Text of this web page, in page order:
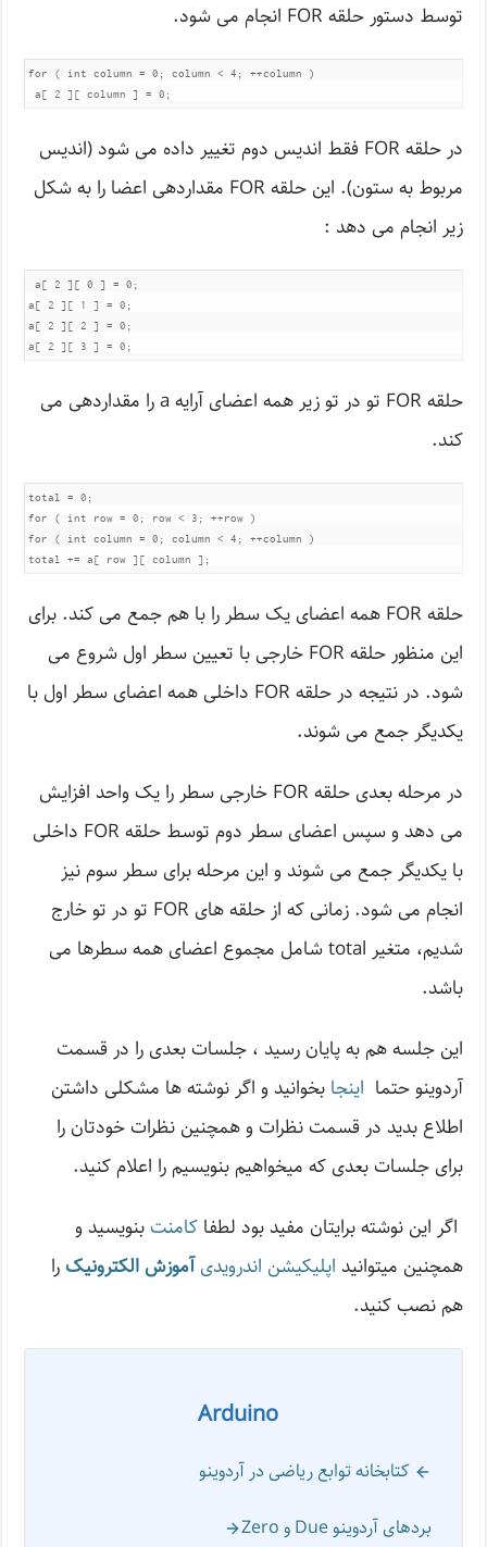
توسط دستور حلقه FOR انجام می شود.
for ( int column = 0; column < 4; ++column )
a[ 2 ][ column ] = 0;
در حلقه FOR فقط اندیس دوم تغییر داده می شود (اندیس
مربوط به ستون). این حلقه FOR مقداردهی اعضا را به شکل
زیر انجام می دهد :
a[ 2 ][ 0 ] = 0;
a[ 2 ][ 1 ] = 0;
a[ 2 ][ 2 ] = 0;
حلقه FOR تو در تو زیر همه اعضای آرایه a را مقداردهی می
کند.
total = 0;
for ( int row = 0; row < 3; ++row )
for ( int column = 0; column < 4; ++column )
total += a[ row ][ column ];
حلقه FOR همه اعضای یک سطر را با هم جمع می کند. برای
این منظور حلقه FOR خارجی با تعیین سطر اول شروع می
شود. در نتیجه در حلقه FOR داخلی همه اعضای سطر اول با
یکدیگر جمع می شوند.
در مرحله بعدی حلقه FOR خارجی سطر را یک واحد افزایش
می دهد و سپس اعضای سطر دوم توسط حلقه FOR داخلی
با یکدیگر جمع می شوند و این مرحله برای سطر سوم نیز
انجام می شود. زمانی که از حلقه های FOR تو در تو خارج
شدیم، متغیر total شامل مجموع اعضای همه سطرها می
باشد.
این جلسه هم به پایان رسید ، جلسات بعدی را در قسمت
آردوینو حتما اینجا بخوانید و اگر نوشته ها مشکلی داشتن
اطلاع بدید در قسمت نظرات و همچنین نظرات خودتان را
برای جلسات بعدی که میخواهیم بنویسیم را اعلام کنید.
اگر این نوشته‌ برایتان مفید بود لطفاکامنت بنویسید و
همچنین میتوانید اپلیکیشن اندرویدیآموزش الکترونیک را
هم نصب کنید.
Arduino
کتابخانه توابع ریاضی در آردوینو
بردهای آردوینو Due و Zero